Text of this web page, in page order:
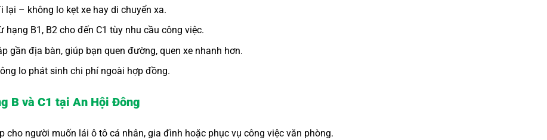
lại – không lo kẹt xe hay di chuyển xa.
hạng B1, B2 cho đến C1 tùy nhu cầu công việc.
gần địa bàn, giúp bạn quen đường, quen xe nhanh hơn.
lo phát sinh chi phí ngoài hợp đồng.
B và C1 tại An Hội Đông
cho người muốn lái ô tô cá nhân, gia đình hoặc phục vụ công việc văn phòng.